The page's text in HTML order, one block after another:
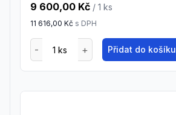
9 600,00 Kč / 1 ks
11 616,00 Kč s DPH
Přidat do košíku